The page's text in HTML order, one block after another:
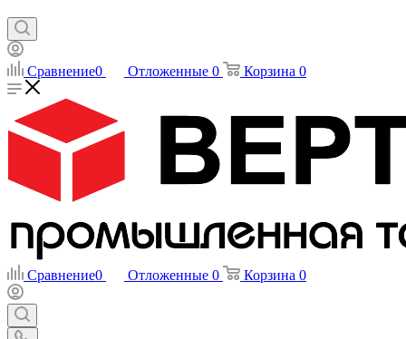
Сравнение0 Отложенные 0 Корзина 0
Сравнение0 Отложенные 0 Корзина 0